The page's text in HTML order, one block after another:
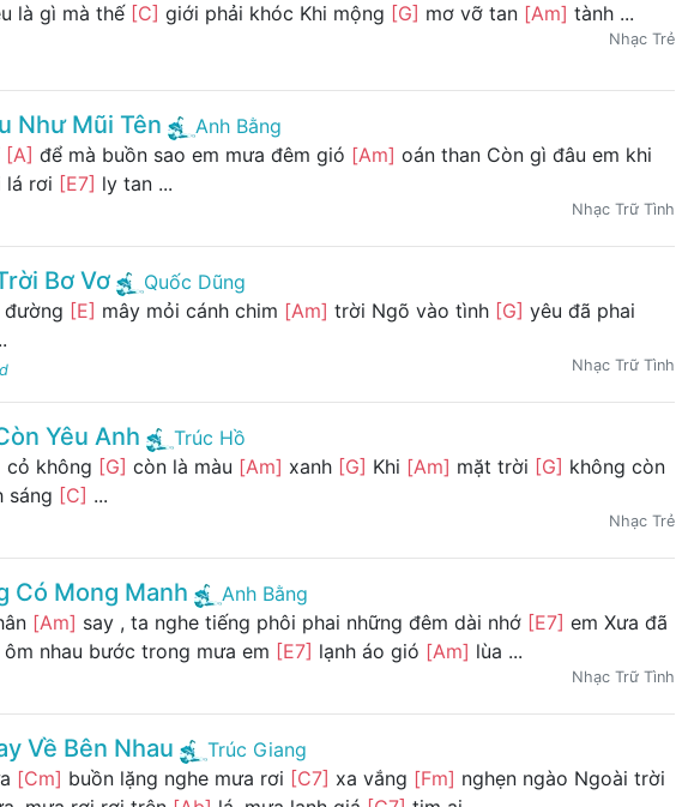
là gì mà thế [C] giới phải khóc Khi mộng [G] mơ vỡ tan [Am] tành ...
Nhạc Trẻ
Như Mũi Tên
Anh Bằng
[A] để mà buồn sao em mưa đêm gió [Am] oán than Còn gì đâu em khi
lá rơi [E7] ly tan ...
Nhạc Trữ Tình
Bơ Vơ
Quốc Dũng
đường [E] mây mỏi cánh chim [Am] trời Ngõ vào tình [G] yêu đã phai
Nhạc Trữ Tình
Yêu Anh
Trúc Hồ
cỏ không [G] còn là màu [Am] xanh [G] Khi [Am] mặt trời [G] không còn
sáng [C] ...
Nhạc Trẻ
Có Mong Manh
Anh Bằng
[Am] say , ta nghe tiếng phôi phai những đêm dài nhớ [E7] em Xưa đã
ôm nhau bước trong mưa em [E7] lạnh áo gió [Am] lùa ...
Nhạc Trữ Tình
Về Bên Nhau
Trúc Giang
[Cm] buồn lặng nghe mưa rơi [C7] xa vắng [Fm] nghẹn ngào Ngoài trời